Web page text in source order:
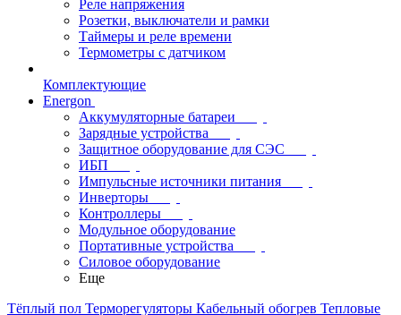
Реле напряжения
Розетки, выключатели и рамки
Таймеры и реле времени
Термометры c датчиком
Комплектующие
Energon
Аккумуляторные батареи
Зарядные устройства
Защитное оборудование для СЭС
ИБП
Импульсные источники питания
Инверторы
Контроллеры
Модульное оборудование
Портативные устройства
Силовое оборудование
Еще
Тёплый пол Терморегуляторы Кабельный обогрев Тепловые